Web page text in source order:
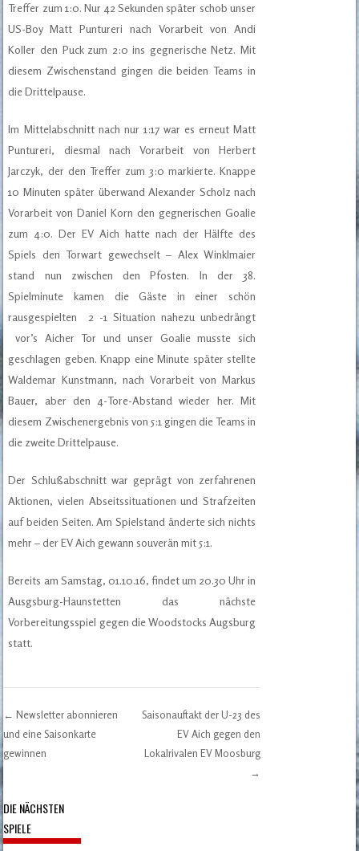
Treffer zum 1:0. Nur 42 Sekunden später schob unser
US-Boy Matt Puntureri nach Vorarbeit von Andi
Koller den Puck zum 2:0 ins gegnerische Netz. Mit
diesem Zwischenstand gingen die beiden Teams in
die Drittelpause.
Im Mittelabschnitt nach nur 1:17 war es erneut Matt
Puntureri, diesmal nach Vorarbeit von Herbert
Jarczyk, der den Treffer zum 3:0 markierte. Knappe
10 Minuten später überwand Alexander Scholz nach
Vorarbeit von Daniel Korn den gegnerischen Goalie
zum 4:0. Der EV Aich hatte nach der Hälfte des
Spiels den Torwart gewechselt – Alex Winklmaier
stand nun zwischen den Pfosten. In der 38.
Spielminute kamen die Gäste in einer schön
rausgespielten 2 -1 Situation nahezu unbedrängt
vor’s Aicher Tor und unser Goalie musste sich
geschlagen geben. Knapp eine Minute später stellte
Waldemar Kunstmann, nach Vorarbeit von Markus
Bauer, aber den 4-Tore-Abstand wieder her. Mit
diesem Zwischenergebnis von 5:1 gingen die Teams in
die zweite Drittelpause.
Der Schlußabschnitt war geprägt von zerfahrenen
Aktionen, vielen Abseitssituationen und Strafzeiten
auf beiden Seiten. Am Spielstand änderte sich nichts
mehr – der EV Aich gewann souverän mit 5:1.
Bereits am Samstag, 01.10.16, findet um 20.30 Uhr in
Ausgsburg-Haunstetten das nächste
Vorbereitungsspiel gegen die Woodstocks Augsburg
statt.
Post navigation
← Newsletter abonnieren
und eine Saisonkarte
gewinnen
Saisonauftakt der U-23 des
EV Aich gegen den
Lokalrivalen EV Moosburg
→
DIE NÄCHSTEN
SPIELE